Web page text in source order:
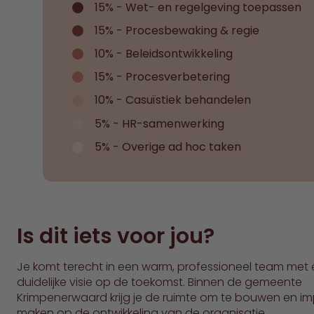
15% - Wet- en regelgeving toepassen
15% - Procesbewaking & regie
10% - Beleidsontwikkeling
15% - Procesverbetering
10% - Casuïstiek behandelen
5% - HR-samenwerking
5% - Overige ad hoc taken
Is dit iets voor jou?
Je komt terecht in een warm, professioneel team met
duidelijke visie op de toekomst. Binnen de gemeente
Krimpenerwaard krijg je de ruimte om te bouwen en